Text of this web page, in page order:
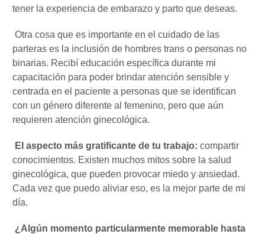
tener la experiencia de embarazo y parto que deseas.
Otra cosa que es importante en el cuidado de las
parteras es la inclusión de hombres trans o personas no
binarias. Recibí educación específica durante mi
capacitación para poder brindar atención sensible y
centrada en el paciente a personas que se identifican
con un género diferente al femenino, pero que aún
requieren atención ginecológica.
El aspecto más gratificante de tu trabajo: compartir
conocimientos. Existen muchos mitos sobre la salud
ginecológica, que pueden provocar miedo y ansiedad.
Cada vez que puedo aliviar eso, es la mejor parte de mi
día.
¿Algún momento particularmente memorable hasta